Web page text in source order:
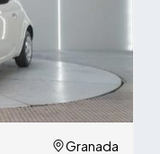
Granada